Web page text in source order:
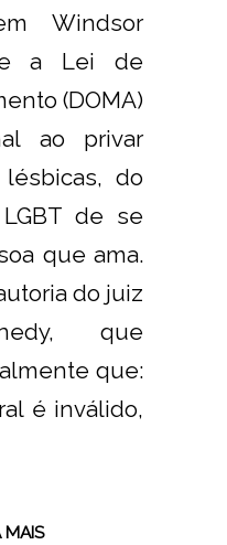
Windsor
a Lei de
(DOMA)
ao privar
do
de se
que ama.
do juiz
que
que:
é inválido,
MAIS